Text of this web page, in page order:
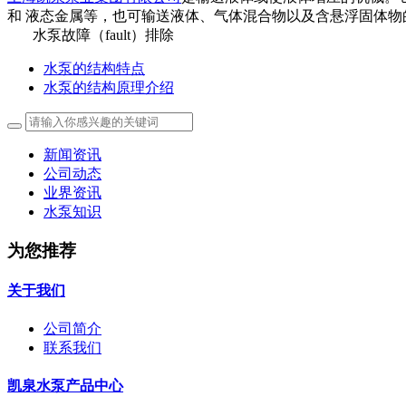
和 液态金属等，也可输送液体、气体混合物以及含悬浮固体
水泵故障（fault）排除
水泵的结构特点
水泵的结构原理介绍
新闻资讯
公司动态
业界资讯
水泵知识
为您推荐
关于我们
公司简介
联系我们
凯泉水泵产品中心